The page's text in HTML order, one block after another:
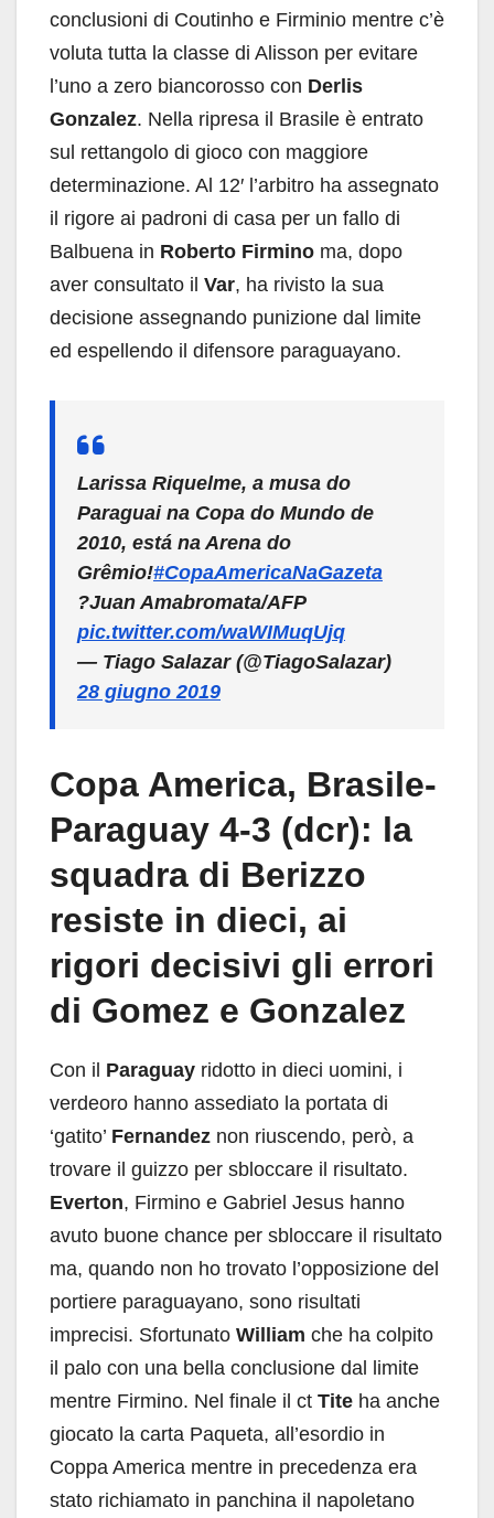
conclusioni di Coutinho e Firminio mentre c’è
voluta tutta la classe di Alisson per evitare
l’uno a zero biancorosso con Derlis
Gonzalez. Nella ripresa il Brasile è entrato
sul rettangolo di gioco con maggiore
determinazione. Al 12′ l’arbitro ha assegnato
il rigore ai padroni di casa per un fallo di
Balbuena in Roberto Firmino ma, dopo
aver consultato il Var, ha rivisto la sua
decisione assegnando punizione dal limite
ed espellendo il difensore paraguayano.
Larissa Riquelme, a musa do
Paraguai na Copa do Mundo de
2010, está na Arena do
Grêmio!#CopaAmericaNaGazeta
?Juan Amabromata/AFP
pic.twitter.com/waWIMuqUjq
— Tiago Salazar (@TiagoSalazar)
28 giugno 2019
Copa America, Brasile-
Paraguay 4-3 (dcr): la
squadra di Berizzo
resiste in dieci, ai
rigori decisivi gli errori
di Gomez e Gonzalez
Con il Paraguay ridotto in dieci uomini, i
verdeoro hanno assediato la portata di
‘gatito’ Fernandez non riuscendo, però, a
trovare il guizzo per sbloccare il risultato.
Everton, Firmino e Gabriel Jesus hanno
avuto buone chance per sbloccare il risultato
ma, quando non ho trovato l’opposizione del
portiere paraguayano, sono risultati
imprecisi. Sfortunato William che ha colpito
il palo con una bella conclusione dal limite
mentre Firmino. Nel finale il ct Tite ha anche
giocato la carta Paqueta, all’esordio in
Coppa America mentre in precedenza era
stato richiamato in panchina il napoletano